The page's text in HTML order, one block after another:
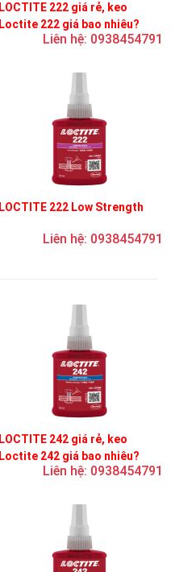
LOCTITE 222 giá rẻ, keo
Loctite 222 giá bao nhiêu?
Liên hệ: 0938454791
LOCTITE 222 Low Strength
Liên hệ: 0938454791
LOCTITE 242 giá rẻ, keo
Loctite 242 giá bao nhiêu?
Liên hệ: 0938454791